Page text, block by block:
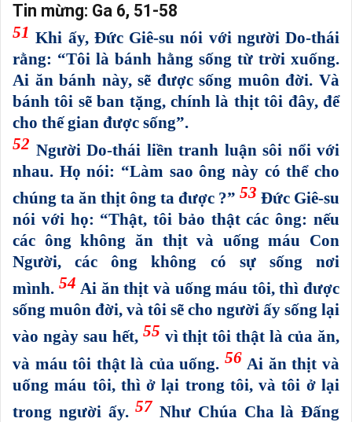
Tin mừng: Ga 6, 51-58
51 Khi ấy, Đức Giê-su nói với người Do-thái
rằng: “Tôi là bánh hằng sống từ trời xuống.
Ai ăn bánh này, sẽ được sống muôn đời. Và
bánh tôi sẽ ban tặng, chính là thịt tôi đây, để
cho thế gian được sống”.
52 Người Do-thái liền tranh luận sôi nổi với
nhau. Họ nói: “Làm sao ông này có thể cho
chúng ta ăn thịt ông ta được ?” 53 Đức Giê-su
nói với họ: “Thật, tôi bảo thật các ông: nếu
các ông không ăn thịt và uống máu Con
Người, các ông không có sự sống nơi
mình. 54 Ai ăn thịt và uống máu tôi, thì được
sống muôn đời, và tôi sẽ cho người ấy sống lại
vào ngày sau hết, 55 vì thịt tôi thật là của ăn,
và máu tôi thật là của uống. 56 Ai ăn thịt và
uống máu tôi, thì ở lại trong tôi, và tôi ở lại
trong người ấy.57 Như Chúa Cha là Đấng